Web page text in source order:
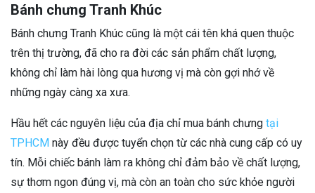
Bánh chưng Tranh Khúc
Bánh chưng Tranh Khúc cũng là một cái tên khá quen thuộc
trên thị trường, đã cho ra đời các sản phẩm chất lượng,
không chỉ làm hài lòng qua hương vị mà còn gợi nhớ về
những ngày càng xa xưa.
Hầu hết các nguyên liệu của địa chỉ mua bánh chưng tại
TPHCM này đều được tuyển chọn từ các nhà cung cấp có uy
tín. Mỗi chiếc bánh làm ra không chỉ đảm bảo về chất lượng,
sự thơm ngon đúng vị, mà còn an toàn cho sức khỏe người